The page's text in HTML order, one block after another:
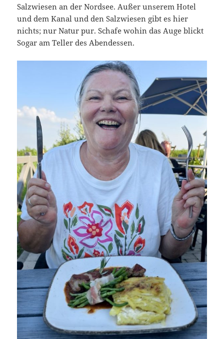
Salzwiesen an der Nordsee. Außer unserem Hotel
und dem Kanal und den Salzwiesen gibt es hier
nichts; nur Natur pur. Schafe wohin das Auge blickt
Sogar am Teller des Abendessen.